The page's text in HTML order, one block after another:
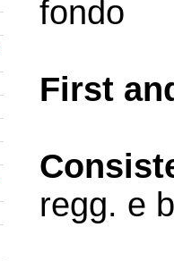
fondo
First
regg. e